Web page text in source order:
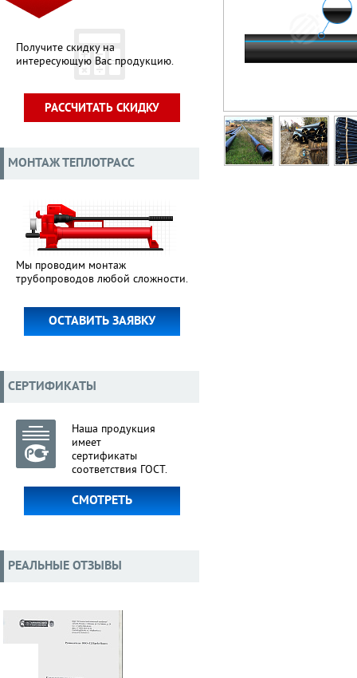
Получите скидку на
интересующую Вас продукцию.
РАССЧИТАТЬ СКИДКУ
МОНТАЖ ТЕПЛОТРАСС
Мы проводим монтаж
трубопроводов любой сложности.
ОСТАВИТЬ ЗАЯВКУ
СЕРТИФИКАТЫ
Наша продукция
имеет
сертификаты
соответствия ГОСТ.
СМОТРЕТЬ
РЕАЛЬНЫЕ ОТЗЫВЫ